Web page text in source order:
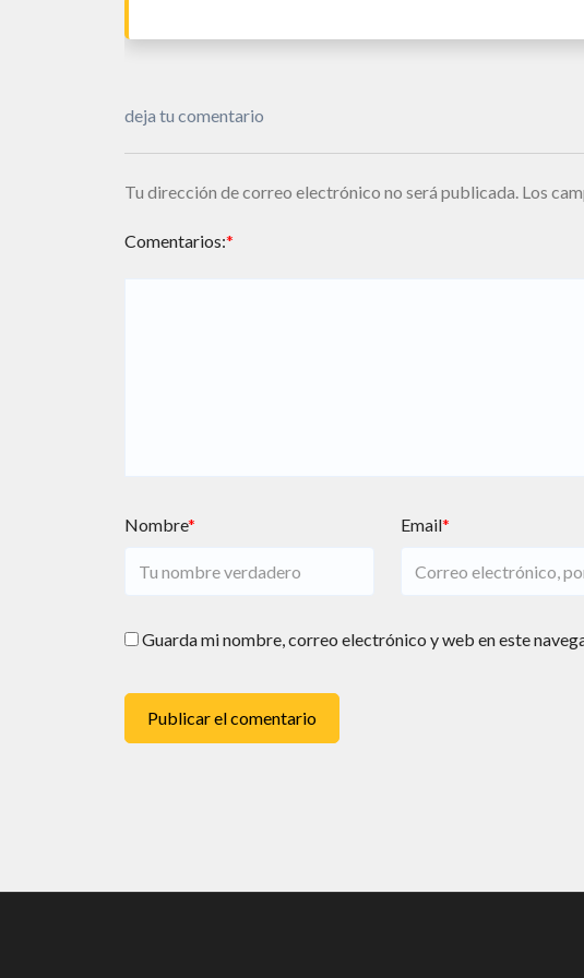
deja tu comentario
Tu dirección de correo electrónico no será publicada. Los
Comentarios:*
Nombre* Email*
Guarda mi nombre, correo electrónico y web en este